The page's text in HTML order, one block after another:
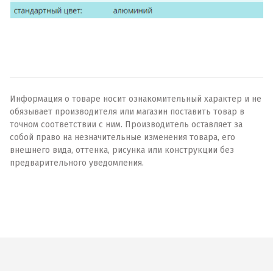
Информация о товаре носит ознакомительный характер и не
обязывает производителя или магазин поставить товар в
точном соответствии с ним. Производитель оставляет за
собой право на незначительные изменения товара, его
внешнего вида, оттенка, рисунка или конструкции без
предварительного уведомления.